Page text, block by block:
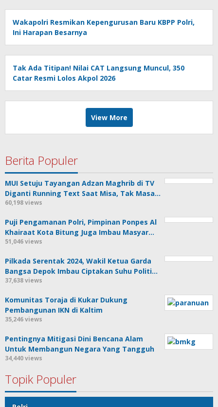
Wakapolri Resmikan Kepengurusan Baru KBPP Polri,
Ini Harapan Besarnya
Tak Ada Titipan! Nilai CAT Langsung Muncul, 350
Catar Resmi Lolos Akpol 2026
View More
Berita Populer
MUI Setuju Tayangan Adzan Maghrib di TV
Diganti Running Text Saat Misa, Tak Masa…
60,198 views
Puji Pengamanan Polri, Pimpinan Ponpes Al
Khairaat Kota Bitung Juga Imbau Masyar…
51,046 views
Pilkada Serentak 2024, Wakil Ketua Garda
Bangsa Depok Imbau Ciptakan Suhu Politi…
37,638 views
Komunitas Toraja di Kukar Dukung
Pembangunan IKN di Kaltim
35,246 views
Pentingnya Mitigasi Dini Bencana Alam
Untuk Membangun Negara Yang Tangguh
34,440 views
Topik Populer